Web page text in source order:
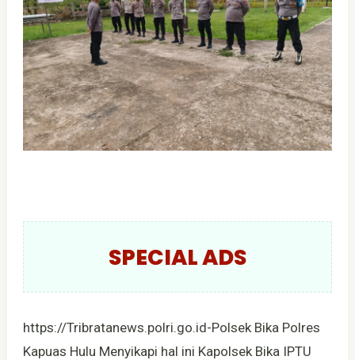
SPECIAL ADS
https://Tribratanews.polri.go.id-Polsek Bika Polres
Kapuas Hulu Menyikapi hal ini Kapolsek Bika IPTU